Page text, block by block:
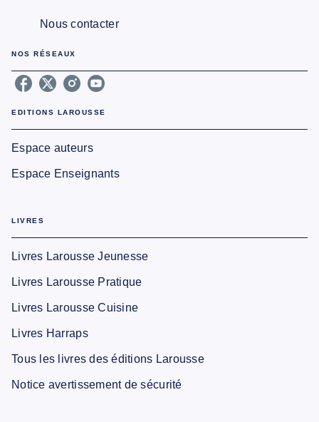
Nous contacter
NOS RÉSEAUX
EDITIONS LAROUSSE
Espace auteurs
Espace Enseignants
LIVRES
Livres Larousse Jeunesse
Livres Larousse Pratique
Livres Larousse Cuisine
Livres Harraps
Tous les livres des éditions Larousse
Notice avertissement de sécurité